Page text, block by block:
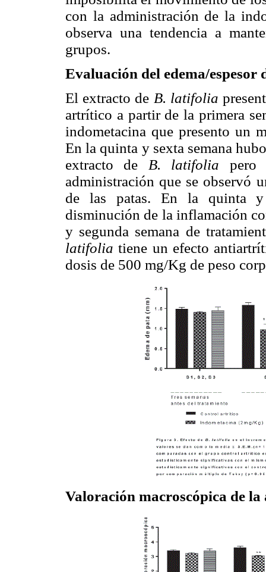
con la administración de la
observa una tendencia a
grupos.
Evaluación del edema/espesor
El extracto de B. latifolia
artrítico a partir de la primera
indometacina que presento un
En la quinta y sexta semana
extracto de B. latifolia pero
administración que se observó
de las patas. En la quinta
disminución de la inflamación
y segunda semana de
latifoliatiene un efecto
dosis de 500 mg/Kg de peso
Valoración macroscópica de